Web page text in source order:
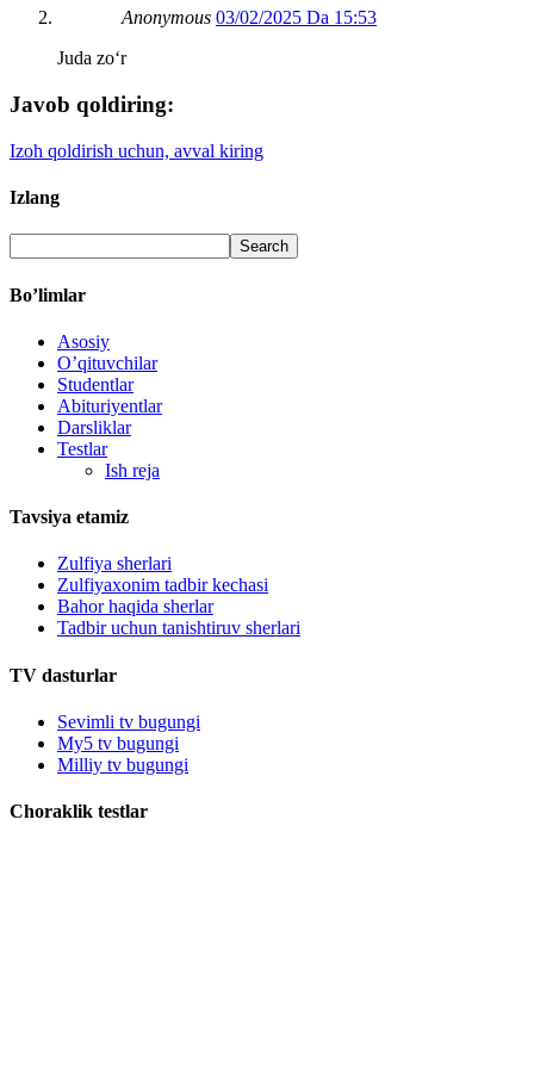
Anonymous 03/02/2025 Da 15:53
Juda zoʻr
Javob qoldiring:
Izoh qoldirish uchun, avval kiring
Izlang
Bo’limlar
Asosiy
O’qituvchilar
Studentlar
Abituriyentlar
Darsliklar
Testlar
Ish reja
Tavsiya etamiz
Zulfiya sherlari
Zulfiyaxonim tadbir kechasi
Bahor haqida sherlar
Tadbir uchun tanishtiruv sherlari
TV dasturlar
Sevimli tv bugungi
My5 tv bugungi
Milliy tv bugungi
Choraklik testlar